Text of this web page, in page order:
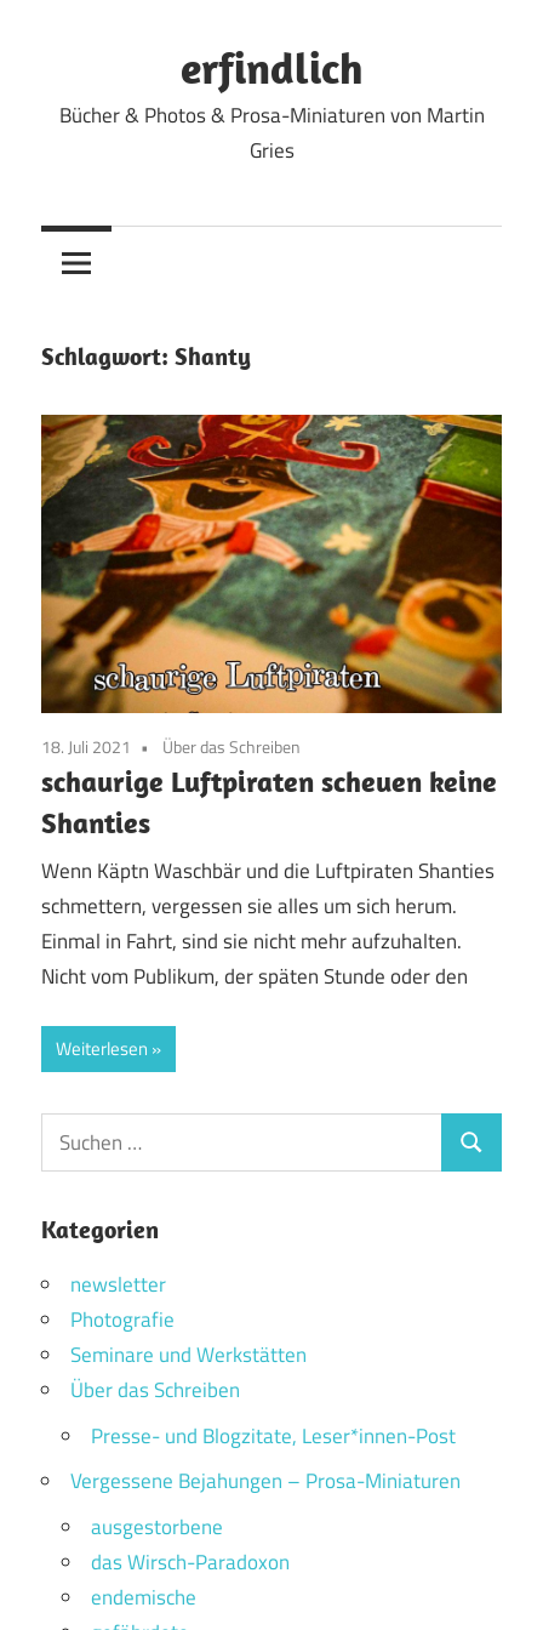
erfindlich
Bücher & Photos & Prosa-Miniaturen von Martin
Gries
Schlagwort: Shanty
18. Juli 2021 Über das Schreiben
schaurige Luftpiraten scheuen keine
Shanties
Wenn Käptn Waschbär und die Luftpiraten Shanties
schmettern, vergessen sie alles um sich herum.
Einmal in Fahrt, sind sie nicht mehr aufzuhalten.
Nicht vom Publikum, der späten Stunde oder den
Weiterlesen
Suchen
nach:
Suchen
Kategorien
newsletter
Photografie
Seminare und Werkstätten
Über das Schreiben
Presse- und Blogzitate, Leser*innen-Post
Vergessene Bejahungen – Prosa-Miniaturen
ausgestorbene
das Wirsch-Paradoxon
endemische